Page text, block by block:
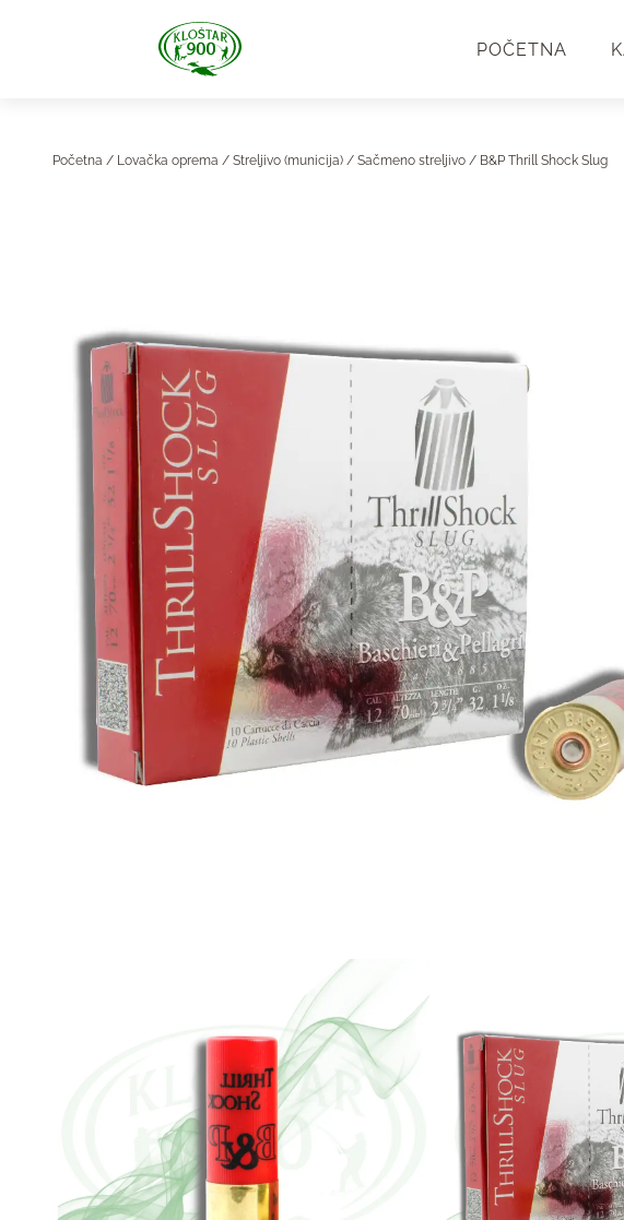
POČETNA
Početna / Lovačka oprema / Streljivo (municija) / Sačmeno streljivo / B&P Thrill Shock Slug